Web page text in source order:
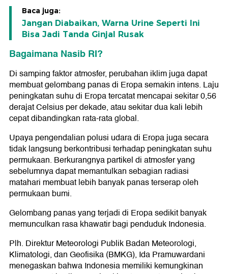
Baca juga:
Jangan Diabaikan, Warna Urine Seperti Ini
Bisa Jadi Tanda Ginjal Rusak
Bagaimana Nasib RI?
Di samping faktor atmosfer, perubahan iklim juga dapat
membuat gelombang panas di Eropa semakin intens. Laju
peningkatan suhu di Eropa tercatat mencapai sekitar 0,56
derajat Celsius per dekade, atau sekitar dua kali lebih
cepat dibandingkan rata-rata global.
Upaya pengendalian polusi udara di Eropa juga secara
tidak langsung berkontribusi terhadap peningkatan suhu
permukaan. Berkurangnya partikel di atmosfer yang
sebelumnya dapat memantulkan sebagian radiasi
matahari membuat lebih banyak panas terserap oleh
permukaan bumi.
Gelombang panas yang terjadi di Eropa sedikit banyak
memunculkan rasa khawatir bagi penduduk Indonesia.
Plh. Direktur Meteorologi Publik Badan Meteorologi,
Klimatologi, dan Geofisika (BMKG), Ida Pramuwardani
menegaskan bahwa Indonesia memiliki kemungkinan